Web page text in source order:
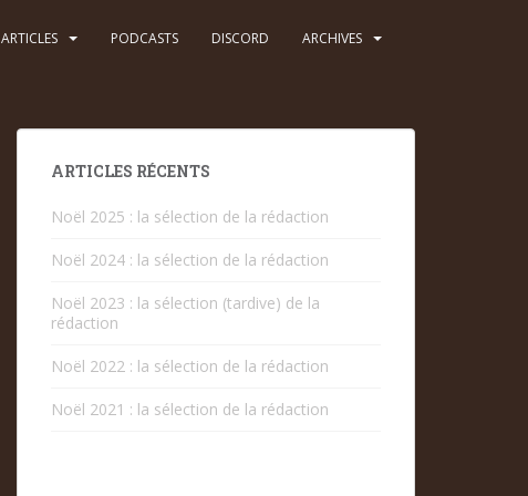
ARTICLES PODCASTS DISCORD ARCHIVES
ARTICLES RÉCENTS
Noël 2025 : la sélection de la rédaction
Noël 2024 : la sélection de la rédaction
Noël 2023 : la sélection (tardive) de la
rédaction
Noël 2022 : la sélection de la rédaction
Noël 2021 : la sélection de la rédaction